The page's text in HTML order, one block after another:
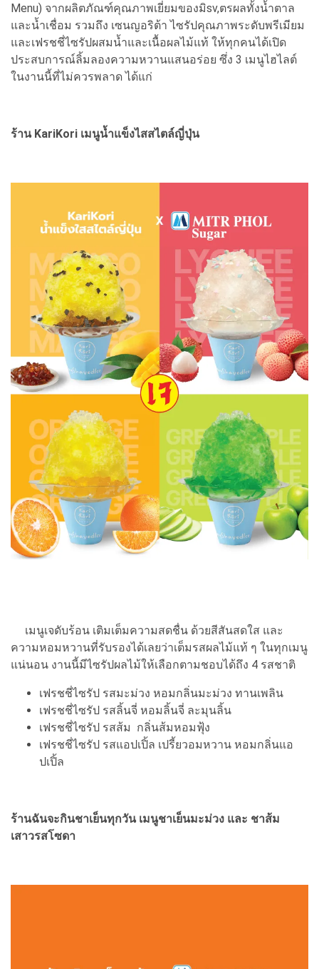
Menu) จากผลิตภัณฑ์คุณภาพเยี่ยมของมิsv,ตรผลทั้งน้ำตาล
และน้ำเชื่อม รวมถึง เซนญอริต้า ไซรัปคุณภาพระดับพรีเมียม
และเฟรชชี่ไซรัปผสมน้ำและเนื้อผลไม้แท้ ให้ทุกคนได้เปิด
ประสบการณ์ลิ้มลองความหวานแสนอร่อย ซึ่ง 3 เมนูไฮไลต์
ในงานนี้ที่ไม่ควรพลาด ได้แก่
ร้าน KariKori เมนูน้ำแข็งไสสไตล์ญี่ปุ่น
เมนูเจดับร้อน เติมเต็มความสดชื่น ด้วยสีสันสดใส และ
ความหอมหวานที่รับรองได้เลยว่าเต็มรสผลไม้แท้ ๆ ในทุกเมนู
แน่นอน งานนี้มีไซรัปผลไม้ให้เลือกตามชอบได้ถึง 4 รสชาติ
เฟรชชี่ไซรัป รสมะม่วง หอมกลิ่นมะม่วง ทานเพลิน
เฟรชชี่ไซรัป รสลิ้นจี่ หอมลิ้นจี่ ละมุนลิ้น
เฟรชชี่ไซรัป รสส้ม กลิ่นส้มหอมฟุ้ง
เฟรชชี่ไซรัป รสแอปเปิ้ล เปรี้ยวอมหวาน หอมกลิ่นแอ
ปเปิ้ล
ร้านฉันจะกินชาเย็นทุกวัน เมนูชาเย็นมะม่วง และ ชาส้ม
เสาวรสโซดา